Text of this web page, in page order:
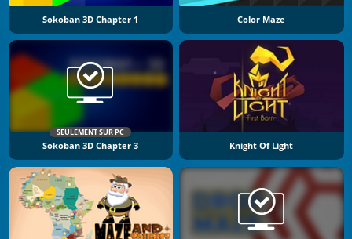
Sokoban 3D Chapter 1 Color Maze
SEULEMENT SUR PC
Sokoban 3D Chapter 3 Knight Of Light